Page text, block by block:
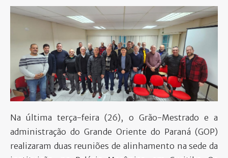
CONHEÇA
CONTATO
FAÇA UMA DOAÇÃO
PARTICIPE
Na última terça-feira (26), o Grão-Mestrado e a
administração do Grande Oriente do Paraná (GOP)
realizaram duas reuniões de alinhamento na sede da